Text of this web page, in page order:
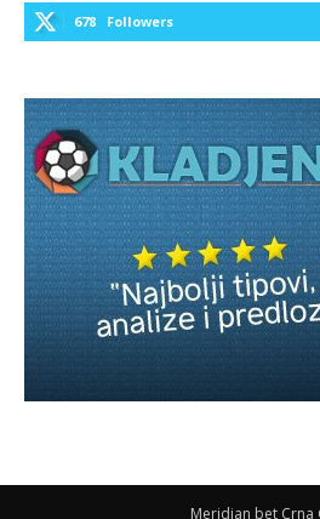
678 Followers
Meridian bet Crna